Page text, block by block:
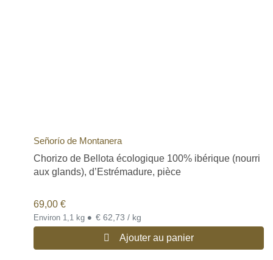
Señorío de Montanera
Chorizo de Bellota écologique 100% ibérique (nourri
aux glands), d’Estrémadure, pièce
69,00 €
Environ 1,1 kg • € 62,73 / kg
Ajouter au panier